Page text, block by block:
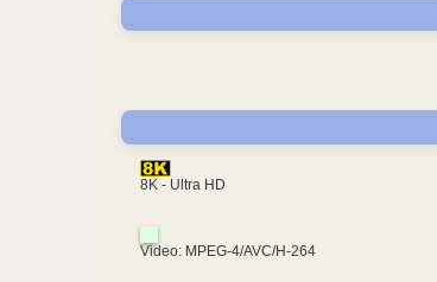
8K - Ultra HD
Video: MPEG-4/AVC/H-264